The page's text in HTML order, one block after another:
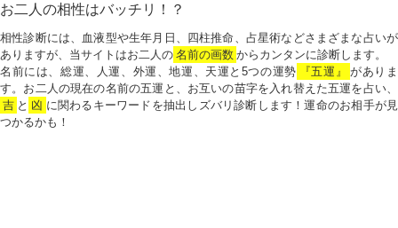
お二人の相性はバッチリ！？
相性診断には、血液型や生年月日、四柱推命、占星術などさまざまな占いが
ありますが、当サイトはお二人の 名前の画数 からカンタンに診断します。
名前には、総運、人運、外運、地運、天運と5つの運勢
『五運』
がありま
す。お二人の現在の名前の五運と、お互いの苗字を入れ替えた五運を占い、
吉 と 凶 に関わるキーワードを抽出しズバリ診断します！運命のお相手が見
つかるかも！